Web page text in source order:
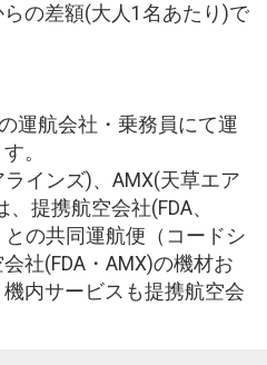
の差額(大人1名あたり)で
運航会社・乗務員にて運
。
ラインズ)、AMX(天草エア
提携航空会社(FDA、
の共同運航便（コードシ
社(FDA・AMX)の機材お
内サービスも提携航空会